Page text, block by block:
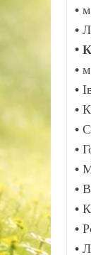
•
•
•
•
•
•
•
•
•
•
•
•
•